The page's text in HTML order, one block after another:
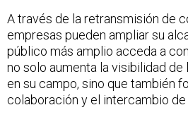
A través de la retransmisión de
empresas pueden ampliar su
público más amplio acceda a
no solo aumenta la visibilidad
en su campo, sino que también
colaboración y el intercambio de